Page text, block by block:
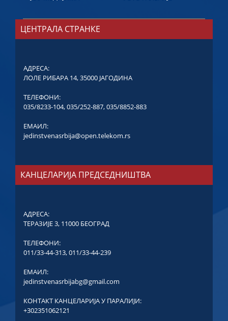
ЦЕНТРАЛА СТРАНКЕ
АДРЕСА:
ЛОЛЕ РИБАРА 14, 35000 ЈАГОДИНА
ТЕЛЕФОНИ:
035/8233-104,035/252-887,035/8852-883
ЕМАИЛ:
jedinstvenasrbija@open.telekom.rs
КАНЦЕЛАРИЈА ПРЕДСЕДНИШТВА
АДРЕСА:
ТЕРАЗИЈЕ 3, 11000 БЕОГРАД
ТЕЛЕФОНИ:
011/33-44-313,011/33-44-239
ЕМАИЛ:
jedinstvenasrbijabg@gmail.com
КОНТАКТ КАНЦЕЛАРИЈА У ПАРАЛИЈИ:
+302351062121